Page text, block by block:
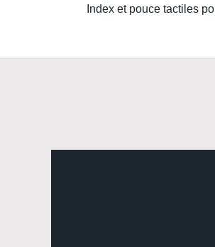
Index et pouce tactiles